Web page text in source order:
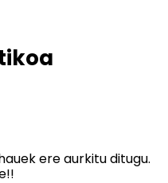
ere aurkitu ditugu.